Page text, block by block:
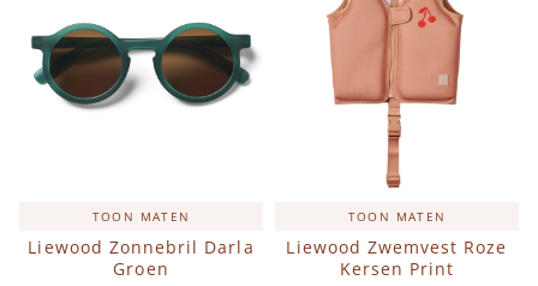
TOON MATEN
Liewood Zonnebril Darla
Groen
TOON MATEN
Liewood Zwemvest Roze
Kersen Print